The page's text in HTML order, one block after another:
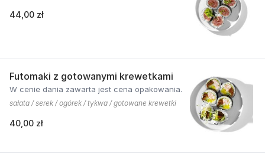
44,00 zł
Futomaki z gotowanymi krewetkami
W cenie dania zawarta jest cena opakowania.
sałata / serek / ogórek / tykwa / gotowane krewetki
40,00 zł